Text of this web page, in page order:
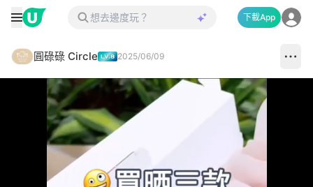
下載App
圓碌碌 Circle 2025/06/09